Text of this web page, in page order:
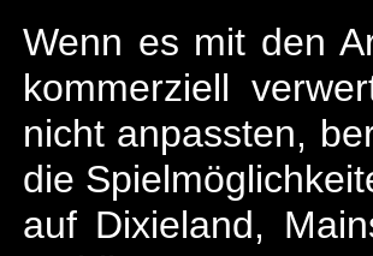
Wenn es mit den
kommerziell
nicht anpassten,
die
auf Dixieland,